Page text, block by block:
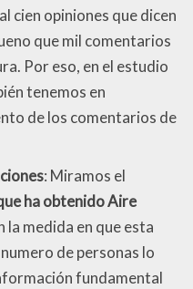
cien opiniones que dicen
que mil comentarios
Por eso, en el estudio
tenemos en
de los comentarios de
: Miramos el
ha obtenido Aire
la medida en que esta
de personas lo
fundamental